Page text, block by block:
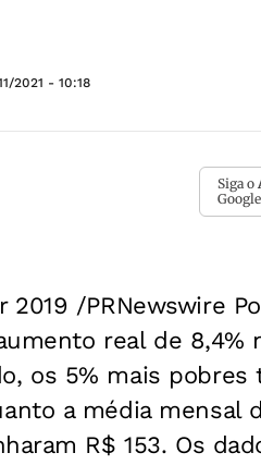
2021 - 10:18
Siga o
Google
2019 /PRNewswire
real de
os 5% mais pobres
a média mensal
R$ 153. Os